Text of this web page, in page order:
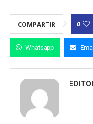
COMPARTIR 0
Whatsapp